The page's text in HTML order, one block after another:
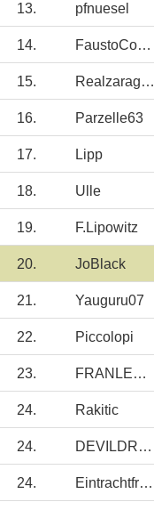
13. pfnuesel
14. FaustoCoppi
15. Realzaragoza
16. Parzelle63
17. Lipp
18. Ulle
19. F.Lipowitz
20. JoBlack
21. Yauguru07
22. Piccolopi
23. FRANLEGIDOS
24. Rakitic
24. DEVILDRIVER
24. Eintrachtfrankf